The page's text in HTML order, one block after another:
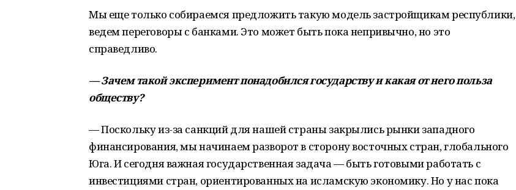
Мы еще только собираемся предложить такую модель застройщикам республики,
ведем переговоры с банками. Это может быть пока непривычно, но это
справедливо.
— Зачем такой эксперимент понадобился государству и какая от него польза
обществу?
— Поскольку из-за санкций для нашей страны закрылись рынки западного
финансирования, мы начинаем разворот в сторону восточных стран, глобального
Юга. И сегодня важная государственная задача — быть готовыми работать с
инвестициями стран, ориентированных на исламскую экономику. Но у нас пока